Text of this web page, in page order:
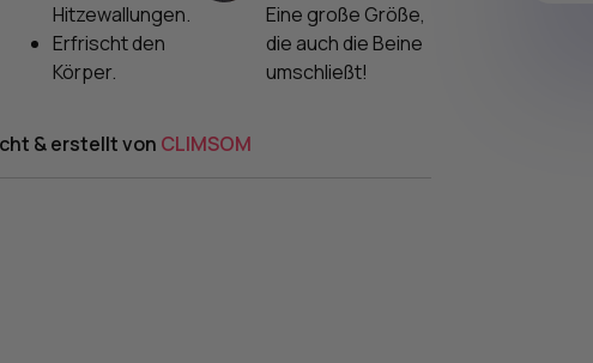
Hitzewallungen.
Erfrischt den
Körper.
Eine große Größe,
die auch die Beine
umschließt!
& erstellt von CLIMSOM